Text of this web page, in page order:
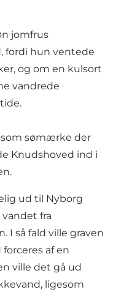
jomfrus
fordi hun ventede
og om en kulsort
vandrede
sømærke der
Knudshoved ind i
ud til Nyborg
fra
I så fald ville graven
af en
ville det gå ud
ligesom